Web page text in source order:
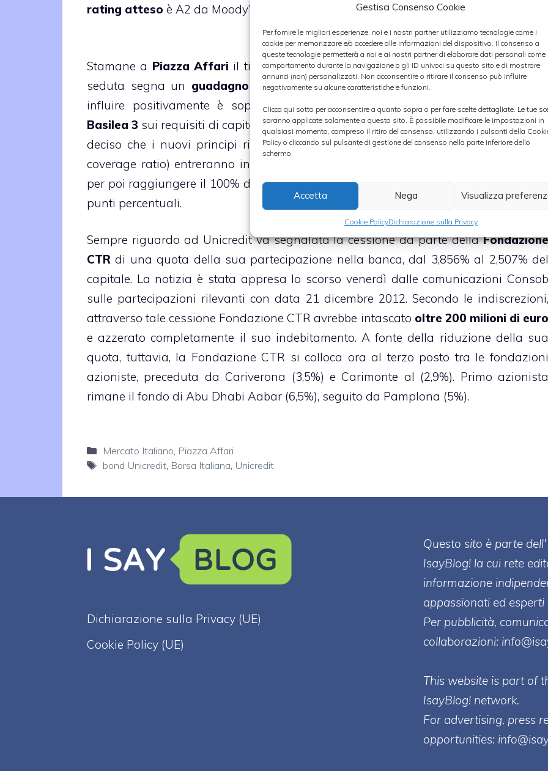
Gestisci Consenso Cookie
Per fornire le migliori esperienze, noi e i nostri partner utilizziamo tecnologie come i
cookie per memorizzare e/o accedere alle informazioni del dispositivo. Il consenso a
queste tecnologie permetterà a noi e ai nostri partner di elaborare dati personali come
comportamento durante la navigazione o gli ID univoci su questo sito e di mostrare
annunci (non) personalizzati. Non acconsentire o ritirare il consenso può influire
negativamente su alcune caratteristiche e funzioni.
Clicca qui sotto per acconsentire a quanto sopra o per fare scelte dettagliate. Le tue
saranno applicate solamente a questo sito. È possibile modificare le impostazioni in
qualsiasi momento, compreso il ritiro del consenso, utilizzando i pulsanti della
Policy o cliccando sul pulsante di gestione del consenso nella parte inferiore dello
schermo.
Accetta Nega Visualizza
Cookie PolicyDichiarazione sulla Privacy
rating atteso è A2 da Moody’s, AA+ da Standard & Poor’s e A da Fitch.
Stamane a Piazza Affari il titolo Unicredit a poco più di un’ora dall’apertura
seduta segna un guadagno di oltre quattro punti percentuali
a 4,05 euro. Ad
influire positivamente è soprattutto la notizia dell’allentamento delle regole di
Basilea 3 sui requisiti di capitale. In particolare, nel corso della riunione di ieri è
deciso che i nuovi principi riguardanti gli standard sulla liquidità (LCR, Liquidity
coverage ratio) entreranno in vigore sempre dal 1° gennaio 2015, ma solo al 60%,
per poi raggiungere il 100% dal 1° gennaio 2019 in virtù di incrementi annuali di 10
punti percentuali.
Sempre riguardo ad Unicredit va segnalata la cessione da parte dellaFondazione
CTR di una quota della sua partecipazione nella banca, dal 3,856% al 2,507% del
capitale. La notizia è stata appresa lo scorso venerdì dalle comunicazioni Consob
sulle partecipazioni rilevanti con data 21 dicembre 2012. Secondo le indiscrezioni,
attraverso tale cessione Fondazione CTR avrebbe intascato oltre 200 milioni di
e azzerato completamente il suo indebitamento. A fonte della riduzione della sua
quota, tuttavia, la Fondazione CTR si colloca ora al terzo posto tra le fondazioni
azioniste, preceduta da Cariverona (3,5%) e Carimonte al (2,9%). Primo azionista
rimane il fondo di Abu Dhabi Aabar (6,5%), seguito da Pamplona (5%).
Categorie
Mercato Italiano, Piazza Affari
Tag
bond Unicredit, Borsa Italiana, Unicredit
Dichiarazione sulla Privacy (UE)
Cookie Policy (UE)
Questo sito è parte
IsayBlog! la cui rete
informazione
appassionati ed esperti
Per pubblicità,
collaborazioni:
This website is part of
IsayBlog! network.
For advertising, press
opportunities: